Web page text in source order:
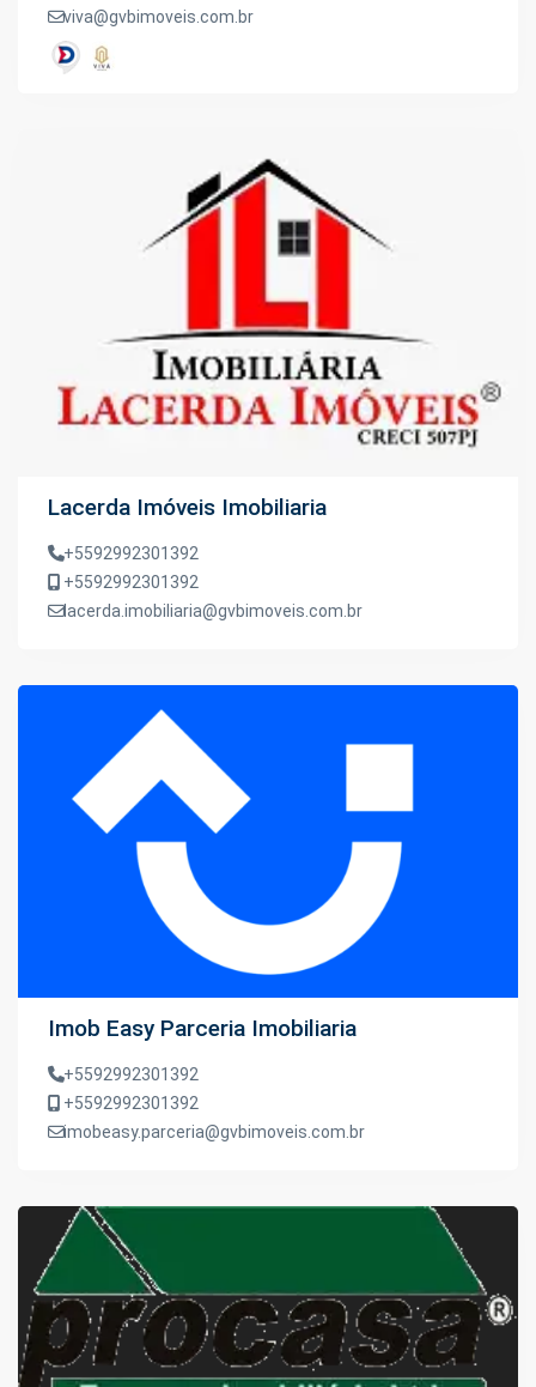
viva@gvbimoveis.com.br
Lacerda Imóveis Imobiliaria
+5592992301392
+5592992301392
lacerda.imobiliaria@gvbimoveis.com.br
Imob Easy Parceria Imobiliaria
+5592992301392
+5592992301392
imobeasy.parceria@gvbimoveis.com.br